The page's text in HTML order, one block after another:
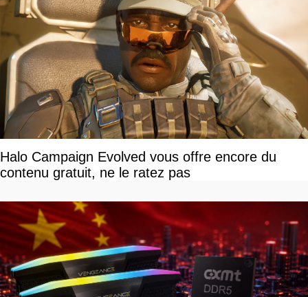
Halo Campaign Evolved vous offre encore du
contenu gratuit, ne le ratez pas